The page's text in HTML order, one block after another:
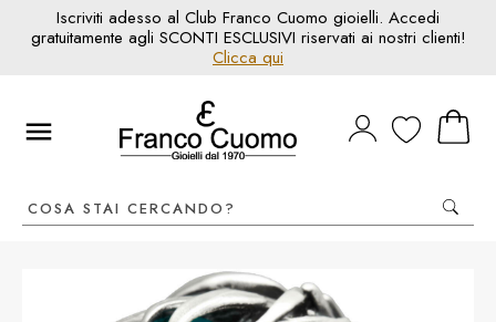
Iscriviti adesso al Club Franco Cuomo gioielli. Accedi
gratuitamente agli SCONTI ESCLUSIVI riservati ai nostri clienti!
Clicca qui